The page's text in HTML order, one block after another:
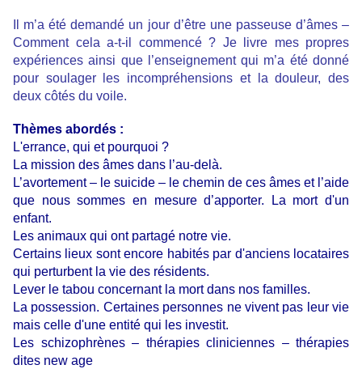
Il m’a été demandé un jour d’être une passeuse d’âmes –
Comment cela a-t-il commencé ? Je livre mes propres
expériences ainsi que l’enseignement qui m’a été donné
pour soulager les incompréhensions et la douleur, des
deux côtés du voile.
Thèmes abordés :
L'errance, qui et pourquoi ?
La mission des âmes dans l’au-delà.
L’avortement – le suicide – le chemin de ces âmes et l’aide
que nous sommes en mesure d’apporter. La mort d'un
enfant.
Les animaux qui ont partagé notre vie.
Certains lieux sont encore habités par d'anciens locataires
qui perturbent la vie des résidents.
Lever le tabou concernant la mort dans nos familles.
La possession. Certaines personnes ne vivent pas leur vie
mais celle d'une entité qui les investit.
Les schizophrènes – thérapies cliniciennes – thérapies
dites new age